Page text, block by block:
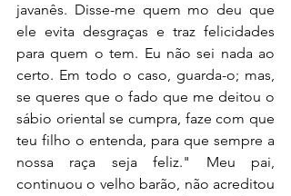
javanês. Disse-me quem mo deu que
ele evita desgraças e traz felicidades
para quem o tem. Eu não sei nada ao
certo. Em todo o caso, guarda-o; mas,
se queres que o fado que me deitou o
sábio oriental se cumpra, faze com que
teu filho o entenda, para que sempre a
nossa raça seja feliz." Meu pai,
continuou o velho barão, não acreditou